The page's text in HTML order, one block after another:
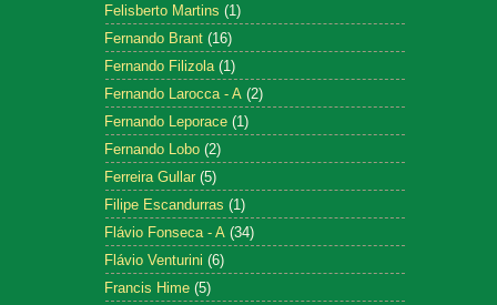
Felisberto Martins (1)
Fernando Brant (16)
Fernando Filizola (1)
Fernando Larocca - A (2)
Fernando Leporace (1)
Fernando Lobo (2)
Ferreira Gullar (5)
Filipe Escandurras (1)
Flávio Fonseca - A (34)
Flávio Venturini (6)
Francis Hime (5)